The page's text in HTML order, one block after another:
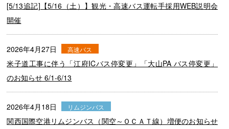
[5/13追記]【5/16（土）】観光・高速バス運転手採用WEB説明会
開催
2026年4月27日 高速バス
米子道工事に伴う「江府ICバス停変更」「大山PA バス停変更」
のお知らせ 6/1-6/13
2026年4月18日 リムジンバス
関西国際空港リムジンバス（関空～ＯＣＡＴ線）増便のお知らせ